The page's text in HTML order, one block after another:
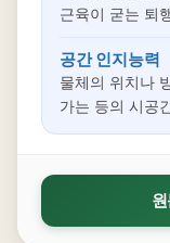
근육이 굳는 퇴
공간 인지능력
물체의 위치나
가는 등의 시공